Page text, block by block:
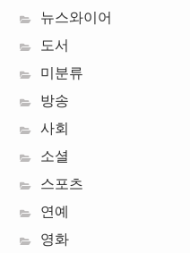
뉴스와이어
도서
미분류
방송
사회
소셜
스포츠
연예
영화